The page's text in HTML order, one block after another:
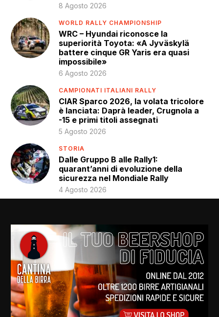
8 Agosto 2026
WORLD RALLY CHAMPIONSHIP
WRC – Hyundai riconosce la
superiorità Toyota: «A Jyväskylä
battere cinque GR Yaris era quasi
impossibile»
6 Agosto 2026
CAMPIONATI ITALIANI RALLY
CIAR Sparco 2026, la volata tricolore
è lanciata: Daprà leader, Crugnola a
-15 e primi titoli assegnati
5 Agosto 2026
STORIA
Dalle Gruppo B alle Rally1:
quarant’anni di evoluzione della
sicurezza nel Mondiale Rally
4 Agosto 2026